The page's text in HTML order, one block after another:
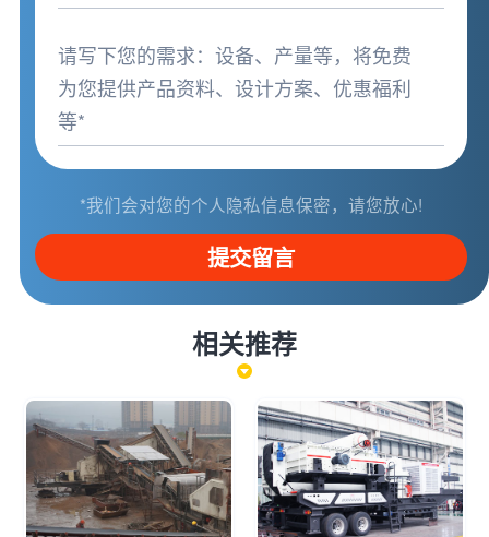
*我们会对您的个人隐私信息保密，请您放心!
提交留言
相关推荐